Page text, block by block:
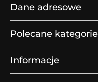
Dane adresowe
Polecane kategorie
Informacje